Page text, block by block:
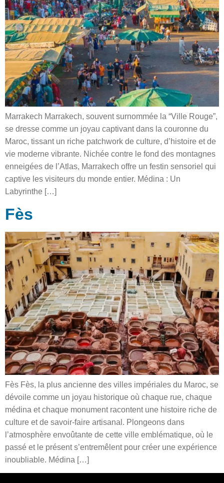
Marrakech Marrakech, souvent surnommée la “Ville Rouge”,
se dresse comme un joyau captivant dans la couronne du
Maroc, tissant un riche patchwork de culture, d’histoire et de
vie moderne vibrante. Nichée contre le fond des montagnes
enneigées de l’Atlas, Marrakech offre un festin sensoriel qui
captive les visiteurs du monde entier. Médina : Un
Labyrinthe […]
Fès
Fès Fès, la plus ancienne des villes impériales du Maroc, se
dévoile comme un joyau historique où chaque rue, chaque
médina et chaque monument racontent une histoire riche de
culture et de savoir-faire artisanal. Plongeons dans
l’atmosphère envoûtante de cette ville emblématique, où le
passé et le présent s’entremêlent pour créer une expérience
inoubliable. Médina […]